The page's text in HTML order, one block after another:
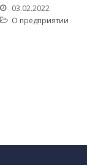
03.02.2022
О предприятии